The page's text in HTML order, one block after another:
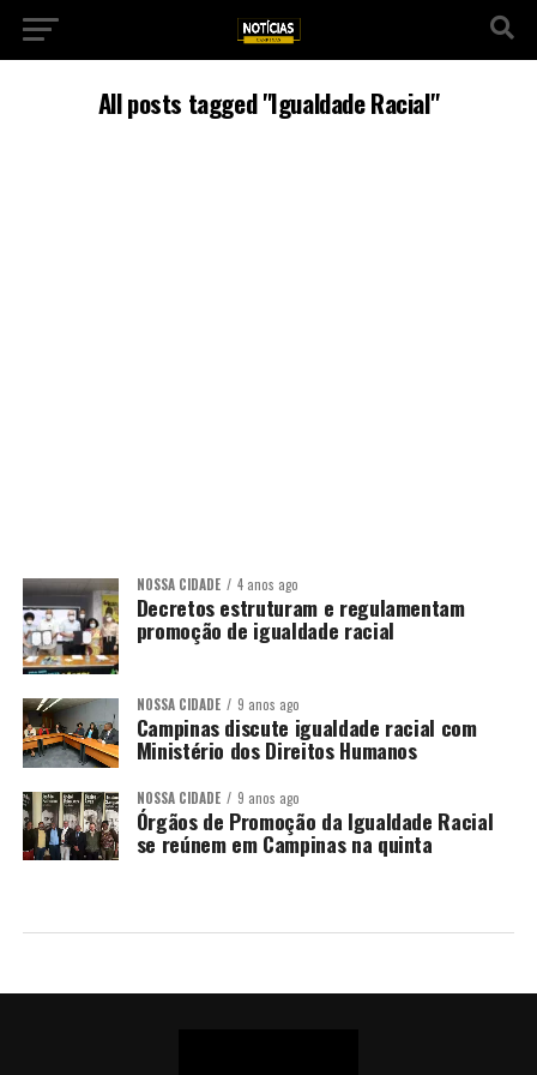
All posts tagged "Igualdade Racial"
NOSSA CIDADE 4 anos ago
Decretos estruturam e regulamentam
promoção de igualdade racial
NOSSA CIDADE 9 anos ago
Campinas discute igualdade racial com
Ministério dos Direitos Humanos
NOSSA CIDADE 9 anos ago
Órgãos de Promoção da Igualdade Racial
se reúnem em Campinas na quinta